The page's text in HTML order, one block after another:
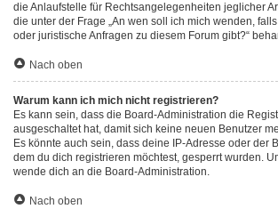
die Anlaufstelle für Rechtsangelegenheiten jeglicher
die unter der Frage „An wen soll ich mich wenden,
oder juristische Anfragen zu diesem Forum gibt?“
Nach oben
Warum kann ich mich nicht registrieren?
Es kann sein, dass die Board-Administration die
ausgeschaltet hat, damit sich keine neuen Benutzer
Es könnte auch sein, dass deine IP-Adresse oder der
dem du dich registrieren möchtest, gesperrt wurden.
wende dich an die Board-Administration.
Nach oben